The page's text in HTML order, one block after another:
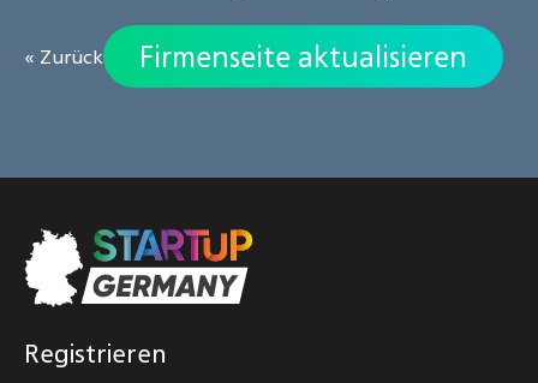
« Zurück Firmenseite aktualisieren
Registrieren